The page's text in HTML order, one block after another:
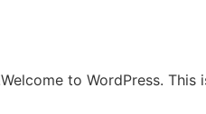
Welcome to WordPress.